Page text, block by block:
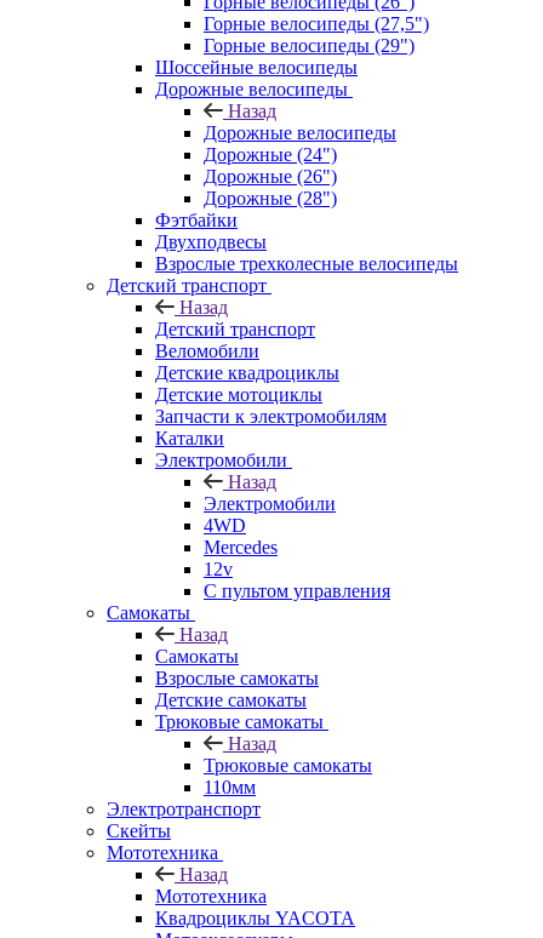
Горные велосипеды (27,5")
Горные велосипеды (29")
Шоссейные велосипеды
Дорожные велосипеды
Назад
Дорожные велосипеды
Дорожные (24")
Дорожные (26")
Дорожные (28")
Фэтбайки
Двухподвесы
Взрослые трехколесные велосипеды
Детский транспорт
Назад
Детский транспорт
Веломобили
Детские квадроциклы
Детские мотоциклы
Запчасти к электромобилям
Каталки
Электромобили
Назад
Электромобили
4WD
Mercedes
12v
С пультом управления
Самокаты
Назад
Самокаты
Взрослые самокаты
Детские самокаты
Трюковые самокаты
Назад
Трюковые самокаты
110мм
Электротранспорт
Скейты
Мототехника
Назад
Мототехника
Квадроциклы YACOTA